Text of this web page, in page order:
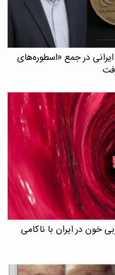
در جمع «اسطوره‌های
خون در ایران با ناکامی